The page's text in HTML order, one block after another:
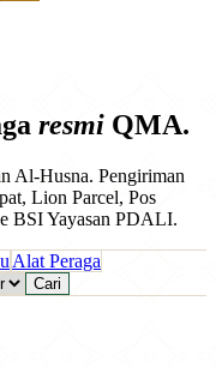
resmi QMA.
Al-Husna. Pengiriman
Lion Parcel, Pos
BSI Yayasan PDALI.
Alat Peraga
Cari